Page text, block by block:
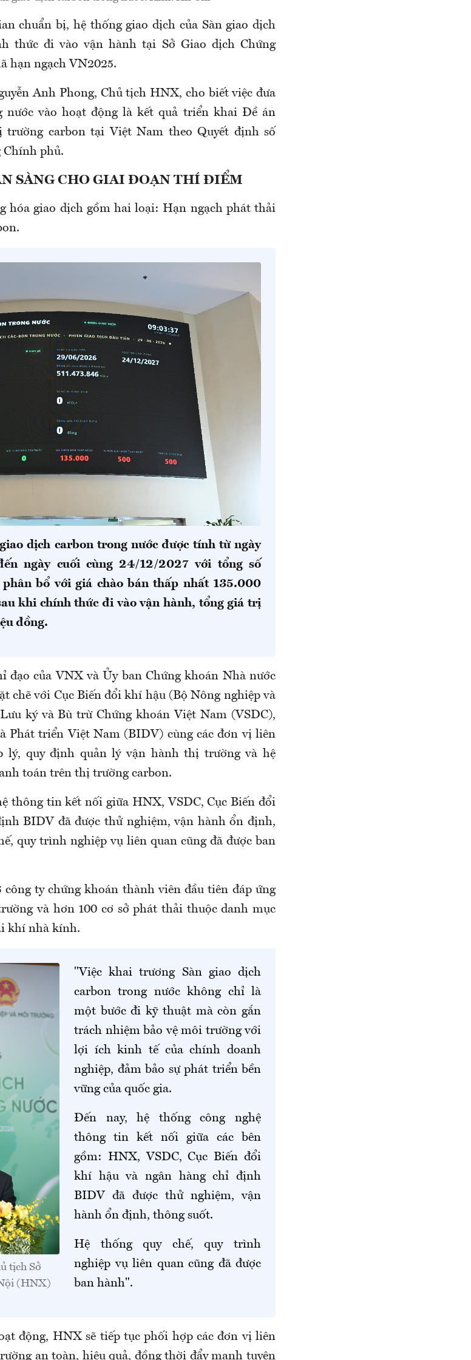
chuẩn bị, hệ thống giao dịch của Sàn giao dịch
thức đi vào vận hành tại Sở Giao dịch Chứng
hạn ngạch VN2025.
Anh Phong, Chủ tịch HNX, cho biết việc đưa
nước vào hoạt động là kết quả triển khai Đề án
carbon tại Việt Nam theo Quyết định số
phủ.
SÀNG CHO GIAI ĐOẠN THÍ ĐIỂM
hóa giao dịch gồm hai loại: Hạn ngạch phát thải
dịch carbon trong nước được tính từ ngày
ngày cuối cùng 24/12/2027 với tổng số
phân bổ với giá chào bán thấp nhất 135.000
khi chính thức đi vào vận hành, tổng giá trị
đồng.
đạo của VNXvà Ủy ban Chứng khoán Nhà nước
chẽ với Cục Biến đổi khí hậu (Bộ Nông nghiệp và
ký và Bù trừ Chứng khoán Việt Nam (VSDC),
Phát triển Việt Nam (BIDV) cùng các đơn vị liên
lý, quy định quản lý vận hành thị trường và hệ
toán trên thị trường carbon.
thông tin kết nối giữa HNX, VSDC, Cục Biến đổi
BIDV đã được thử nghiệm, vận hành ổn định,
quy trình nghiệp vụ liên quan cũng đã được ban
ty chứng khoán thành viên đầu tiên đáp ứng
và hơn 100 cơ sở phát thải thuộc danh mục
khí nhà kính.
tịch Sở
(HNX)
"Việc khai trương Sàn giao dịch
carbon trong nước không chỉ là
một bước đi kỹ thuật mà còn gắn
trách nhiệm bảo vệ môi trường với
lợi ích kinh tế của chính doanh
nghiệp, đảm bảo sự phát triển bền
vững của quốc gia.
Đến nay, hệ thống công nghệ
thông tin kết nối giữa các bên
gồm: HNX, VSDC, Cục Biến đổi
khí hậu và ngân hàng chỉ định
BIDV đã được thử nghiệm, vận
hành ổn định, thông suốt.
Hệ thống quy chế, quy trình
nghiệp vụ liên quan cũng đã được
ban hành".
động, HNX sẽ tiếp tục phối hợp các đơn vị liên
an toàn, hiệu quả, đồng thời đẩy mạnh tuyên